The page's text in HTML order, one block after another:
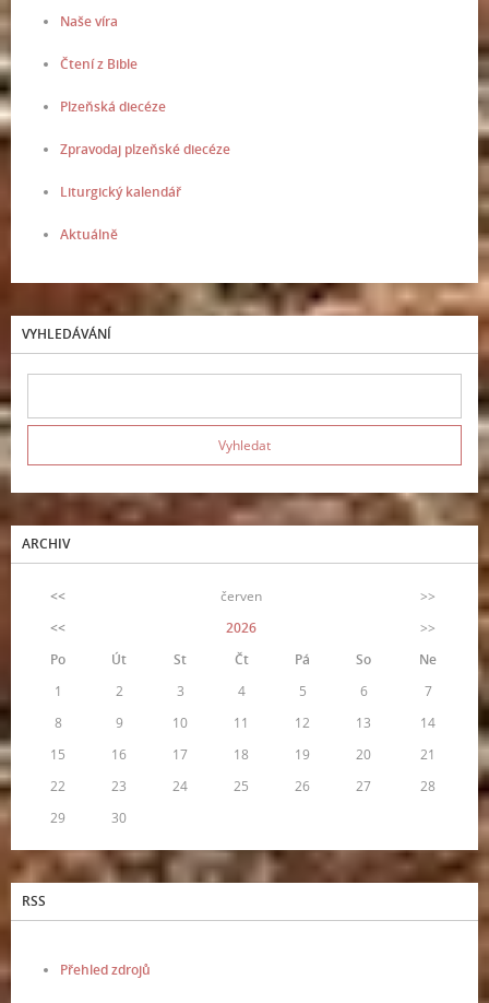
Naše víra
Čtení z Bible
Plzeňská diecéze
Zpravodaj plzeňské diecéze
Liturgický kalendář
Aktuálně
VYHLEDÁVÁNÍ
ARCHIV
<< červen
>>
<<
2026
>>
Po
Út St Čt Pá So
Ne
1
2 3 4 5 6
7
8
9 10 11 12 13
14
15
16 17 18 19 20
21
22
23 24 25 26 27
28
29
30
RSS
Přehled zdrojů